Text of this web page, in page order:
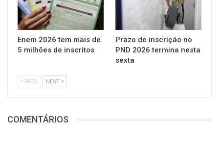
Enem 2026 tem mais de
5 milhões de inscritos
Prazo de inscrição no
PND 2026 termina nesta
sexta
PREV NEXT
COMENTÁRIOS